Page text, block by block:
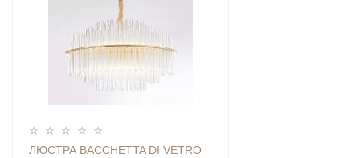
ЛЮСТРА BACCHETTA DI VETRO